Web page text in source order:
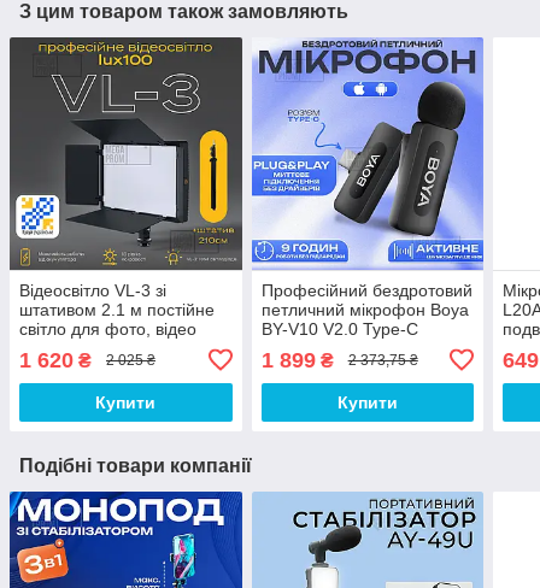
З цим товаром також замовляють
Відеосвітло VL-3 зі
штативом 2.1 м постійне
світло для фото, відео
лампа для фону. Студійне
світло
1 620 ₴ 2 025 ₴
Купити
Професійний бездротовий
петличний мікрофон Boya
BY-V10 V2.0 Type-C
андроїда
1 899₴ 2 373,75 ₴
Купити
649
Подібні товари компанії